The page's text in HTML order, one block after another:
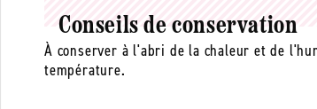
Conseils de conservation
À conserver à l'abri de la chaleur et de
température.